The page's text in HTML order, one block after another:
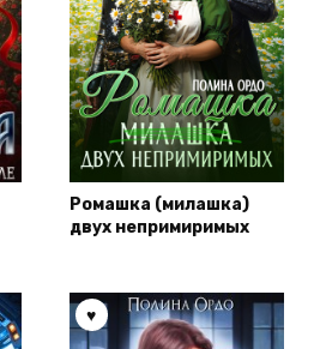
Ромашка (милашка)
двух непримиримых